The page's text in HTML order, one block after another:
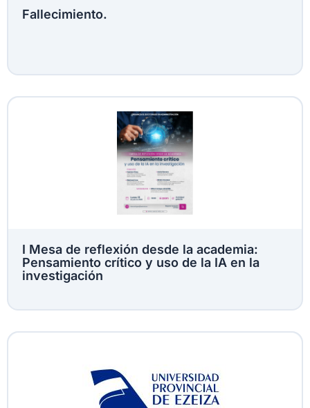
Fallecimiento.
I Mesa de reflexión desde la academia:
Pensamiento crítico y uso de la IA en la
investigación